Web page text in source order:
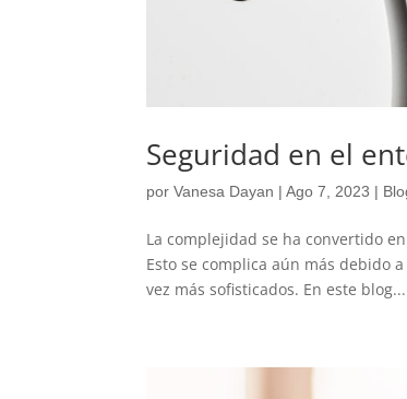
Seguridad en el
porVanesa Dayan |Ago 7, 2023 |
La complejidad se ha convertido
Esto se complica aún más debido
vez más sofisticados. En este blog...